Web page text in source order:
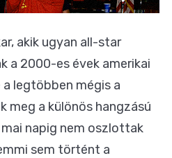
akik ugyan all-star
a 2000-es évek amerikai
legtöbben mégis a
meg a különös hangzású
napig nem oszlottak
sem történt a